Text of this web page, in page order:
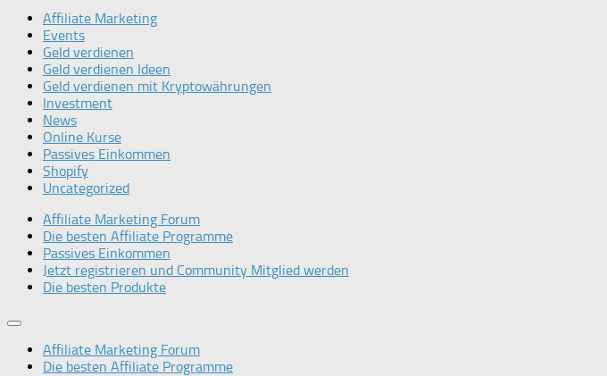
Affiliate Marketing
Events
Geld verdienen
Geld verdienen Ideen
Geld verdienen mit Kryptowährungen
Investment
News
Online Kurse
Passives Einkommen
Shopify
Uncategorized
Affiliate Marketing Forum
Die besten Affiliate Programme
Passives Einkommen
Jetzt registrieren und Community Mitglied werden
Die besten Produkte
Affiliate Marketing Forum
Die besten Affiliate Programme